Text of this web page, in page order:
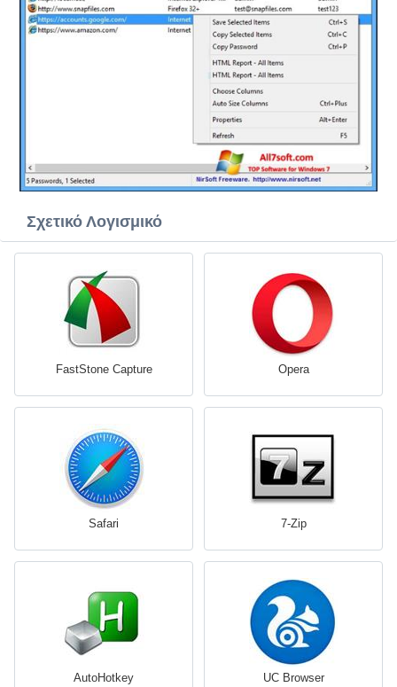
Σχετικό Λογισμικό
FastStone Capture Opera
Safari 7-Zip
AutoHotkey UC Browser